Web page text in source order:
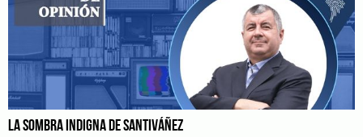
LA SOMBRA INDIGNA DE SANTIVÁÑEZ